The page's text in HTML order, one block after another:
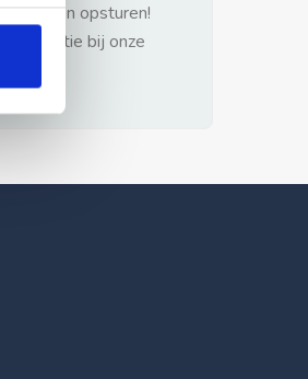
opsturen!
bij onze